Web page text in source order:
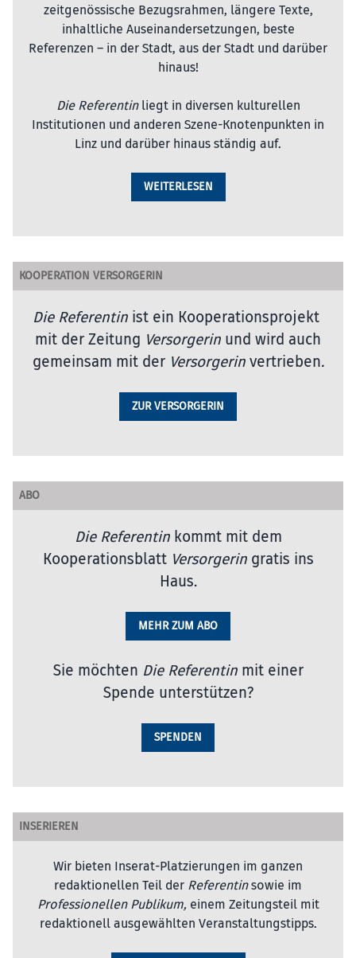
zeitgenössische Bezugsrahmen, längere Texte,
inhaltliche Auseinandersetzungen, beste
Referenzen – in der Stadt, aus der Stadt und darüber
hinaus!
Die Referentinliegt in diversen kulturellen
Institutionen und anderen Szene-Knotenpunkten in
Linz und darüber hinaus ständig auf.
WEITERLESEN
KOOPERATION VERSORGERIN
Die Referentin ist ein Kooperationsprojekt
mit der Zeitung Versorgerin und wird auch
gemeinsam mit der Versorgerinvertrieben.
ZUR VERSORGERIN
ABO
Die Referentinkommt mit dem
Kooperationsblatt Versorgeringratis ins
Haus.
MEHR ZUM ABO
Sie möchten Die Referentinmit einer
Spende unterstützen?
SPENDEN
INSERIEREN
Wir bieten Inserat-Platzierungen im ganzen
redaktionellen Teil der Referentinsowie im
Professionellen Publikum, einem Zeitungsteil mit
redaktionell ausgewählten Veranstaltungstipps.